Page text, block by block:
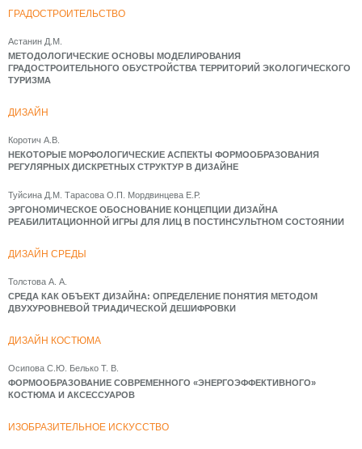
ГРАДОСТРОИТЕЛЬСТВО
Астанин Д.М.
МЕТОДОЛОГИЧЕСКИЕ ОСНОВЫ МОДЕЛИРОВАНИЯ
ГРАДОСТРОИТЕЛЬНОГО ОБУСТРОЙСТВА ТЕРРИТОРИЙ ЭКОЛОГИЧЕСКОГО
ТУРИЗМА
ДИЗАЙН
Коротич А.В.
НЕКОТОРЫЕ МОРФОЛОГИЧЕСКИЕ АСПЕКТЫ ФОРМООБРАЗОВАНИЯ
РЕГУЛЯРНЫХ ДИСКРЕТНЫХ СТРУКТУР В ДИЗАЙНЕ
Туйсина Д.М. Тарасова О.П. Мордвинцева Е.Р.
ЭРГОНОМИЧЕСКОЕ ОБОСНОВАНИЕ КОНЦЕПЦИИ ДИЗАЙНА
РЕАБИЛИТАЦИОННОЙ ИГРЫ ДЛЯ ЛИЦ В ПОСТИНСУЛЬТНОМ СОСТОЯНИИ
ДИЗАЙН СРЕДЫ
Толстова А. А.
СРЕДА КАК ОБЪЕКТ ДИЗАЙНА: ОПРЕДЕЛЕНИЕ ПОНЯТИЯ МЕТОДОМ
ДВУХУРОВНЕВОЙ ТРИАДИЧЕСКОЙ ДЕШИФРОВКИ
ДИЗАЙН КОСТЮМА
Осипова С.Ю. Белько Т. В.
ФОРМООБРАЗОВАНИЕ СОВРЕМЕННОГО «ЭНЕРГОЭФФЕКТИВНОГО»
КОСТЮМА И АКСЕССУАРОВ
ИЗОБРАЗИТЕЛЬНОЕ ИСКУССТВО